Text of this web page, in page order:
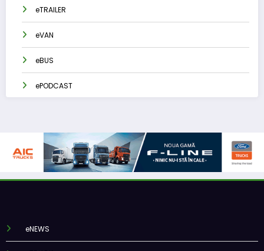
eTRAILER
eVAN
eBUS
ePODCAST
eNEWS